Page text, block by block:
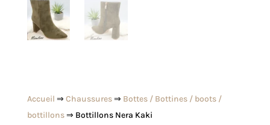
Accueil ⇒ Chaussures⇒ Bottes / Bottines / boots /
bottillons⇒ Bottillons Nera Kaki